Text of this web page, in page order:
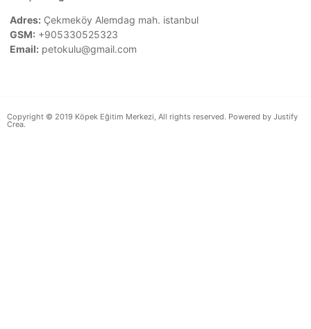
Adres: Çekmeköy Alemdag mah. istanbul
GSM: +905330525323
Email: petokulu@gmail.com
Copyright © 2019 Köpek Eğitim Merkezi, All rights reserved. Powered by Justify
Crea.